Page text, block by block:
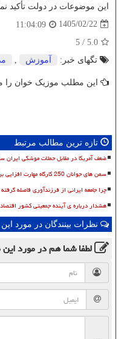
این موضوعات در دولت تأکید
1405/02/22
11:04:09
5.0
/
5
تگهای خبر:
آموزش ,
این مطلب موزیک خوان را
تازه ترین مطالب مرتبط
ضعف آمریکا در مقابل حملات موشکی
سمن های جوانان 250 کارگاه مهارت افزایی برگزار کردند
چرا جامعه ایرانی از فرزندآوری فاصله
هشدار درباره ی آینده جمعیتی کشور
نظرات بینندگان در مورد
لطفا شما همدر مورد